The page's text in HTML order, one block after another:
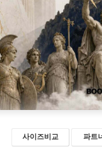
사이즈비교 파트